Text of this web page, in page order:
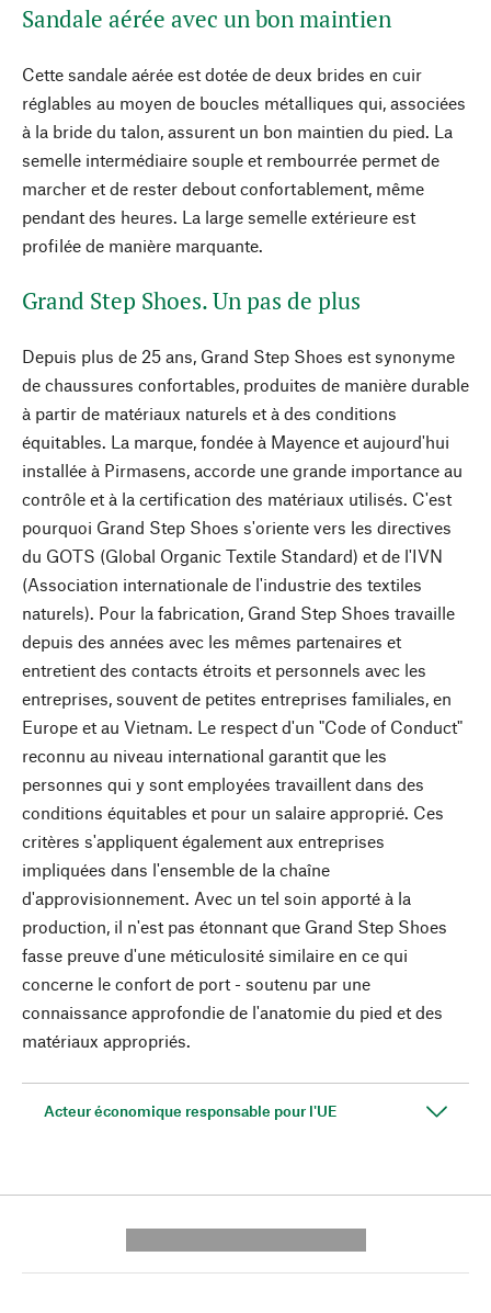
Sandale aérée avec un bon maintien
Cette sandale aérée est dotée de deux brides en cuir
réglables au moyen de boucles métalliques qui, associées
à la bride du talon, assurent un bon maintien du pied. La
semelle intermédiaire souple et rembourrée permet de
marcher et de rester debout confortablement, même
pendant des heures. La large semelle extérieure est
profilée de manière marquante.
Grand Step Shoes. Un pas de plus
Depuis plus de 25 ans, Grand Step Shoes est synonyme
de chaussures confortables, produites de manière durable
à partir de matériaux naturels et à des conditions
équitables. La marque, fondée à Mayence et aujourd'hui
installée à Pirmasens, accorde une grande importance au
contrôle et à la certification des matériaux utilisés. C'est
pourquoi Grand Step Shoes s'oriente vers les directives
du GOTS (Global Organic Textile Standard) et de l'IVN
(Association internationale de l'industrie des textiles
naturels). Pour la fabrication, Grand Step Shoes travaille
depuis des années avec les mêmes partenaires et
entretient des contacts étroits et personnels avec les
entreprises, souvent de petites entreprises familiales, en
Europe et au Vietnam. Le respect d'un "Code of Conduct"
reconnu au niveau international garantit que les
personnes qui y sont employées travaillent dans des
conditions équitables et pour un salaire approprié. Ces
critères s'appliquent également aux entreprises
impliquées dans l'ensemble de la chaîne
d'approvisionnement. Avec un tel soin apporté à la
production, il n'est pas étonnant que Grand Step Shoes
fasse preuve d'une méticulosité similaire en ce qui
concerne le confort de port - soutenu par une
connaissance approfondie de l'anatomie du pied et des
matériaux appropriés.
Acteur économique responsable pour l'UE